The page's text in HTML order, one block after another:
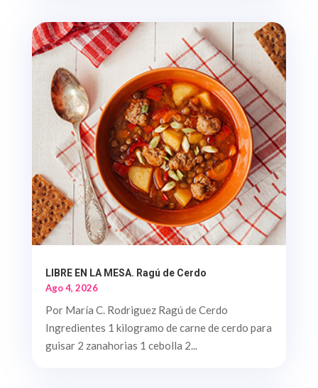
LIBRE EN LA MESA. Ragú de Cerdo
Ago 4, 2026
Por María C. Rodriguez Ragú de Cerdo
Ingredientes 1 kilogramo de carne de cerdo para
guisar 2 zanahorias 1 cebolla 2...